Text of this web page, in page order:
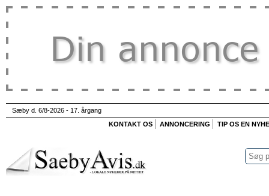
Sæby d. 6/8-2026 - 17. årgang
KONTAKT OS
ANNONCERING TIP OS EN